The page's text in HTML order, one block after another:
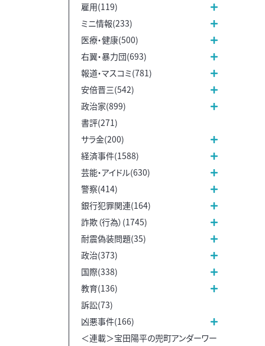
雇用(119)
ミニ情報(233)
医療・健康(500)
右翼・暴力団(693)
報道・マスコミ(781)
安倍晋三(542)
政治家(899)
書評(271)
サラ金(200)
経済事件(1588)
芸能・アイドル(630)
警察(414)
銀行犯罪関連(164)
詐欺（行為）(1745)
耐震偽装問題(35)
政治(373)
国際(338)
教育(136)
訴訟(73)
凶悪事件(166)
＜連載＞宝田陽平の兜町アンダーワー